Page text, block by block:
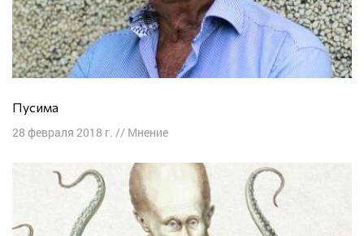
Пусима
28 февраля 2018 г. // Мнение